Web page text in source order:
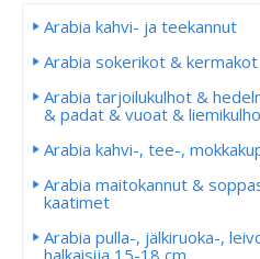
Arabia kahvi- ja teekannut
Arabia sokerikot & kermakot
Arabia tarjoilukulhot &
& padat & vuoat &
Arabia kahvi-, tee-,
Arabia maitokannut &
kaatimet
Arabia pulla-, jälkiruoka-,
halkaisija 15-18 cm